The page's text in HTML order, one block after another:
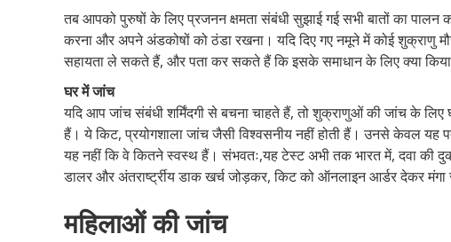
तब आपको पुरुषों के लिए प्रजनन क्षमता संबंधी सुझाई गई सभी बातों का पालन
करना और अपने अंडकोषों को ठंडा रखना। यदि दिए गए नमूने में कोई शुक्राणु
सहायता ले सकते हैं, और पता कर सकते हैं कि इसके समाधान के लिए क्या
घर में जांच
यदि आप जांच संबंधी शर्मिंदगी से बचना चाहते हैं, तो शुक्राणुओं की जांच के
हैं। ये किट, प्रयोगशाला जांच जैसी विश्वसनीय नहीं होती हैं। उनसे केवल यह
यह नहीं कि वे कितने स्वस्थ हैं। संभवतः,यह टेस्ट अभी तक भारत में, दवा की
डालर और अंतरार्ष्ट्रीय डाक खर्च जोड़कर, किट को ऑनलाइन आर्डर देकर
महिलाओं की जांच